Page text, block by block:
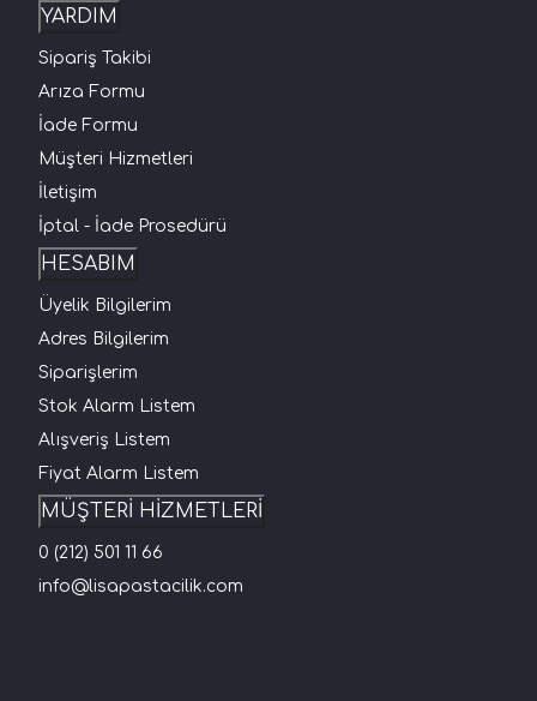
YARDIM
Sipariş Takibi
Arıza Formu
İade Formu
Müşteri Hizmetleri
İletişim
İptal - İade Prosedürü
HESABIM
Üyelik Bilgilerim
Adres Bilgilerim
Siparişlerim
Stok Alarm Listem
Alışveriş Listem
Fiyat Alarm Listem
MÜŞTERİ HİZMETLERİ
0 (212) 501 11 66
info@lisapastacilik.com